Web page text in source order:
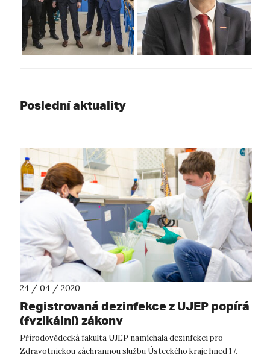
Poslední aktuality
24 / 04 / 2020
Registrovaná dezinfekce z UJEP popírá
(fyzikální) zákony
Přírodovědecká fakulta UJEP namíchala dezinfekci pro
Zdravotnickou záchrannou službu Ústeckého kraje hned 17.